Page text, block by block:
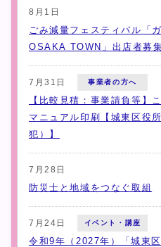
8月1日
ごみ減量フェスティバル「
OSAKA TOWN」出店者募
7月31日 事業者の方へ
【比較見積：事業請負等】
マニュアル印刷【城東区役
犯）】
7月28日
防災士と地域をつなぐ取組
7月24日 イベント・講座
令和9年（2027年）「城東